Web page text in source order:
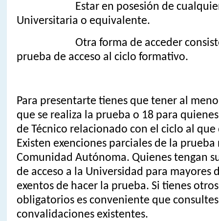
Estar en posesión de cualquier
Universitaria o equivalente.
Otra forma de acceder consiste
prueba de acceso al ciclo formativo.
Para presentarte tienes que tener al
que se realiza la prueba o 18 para
de Técnico relacionado con el ciclo al que
Existen exenciones parciales de la
Comunidad Autónoma. Quienes tengan
de acceso a la Universidad para mayores
exentos de hacer la prueba. Si tienes
obligatorios es conveniente que
convalidaciones existentes.